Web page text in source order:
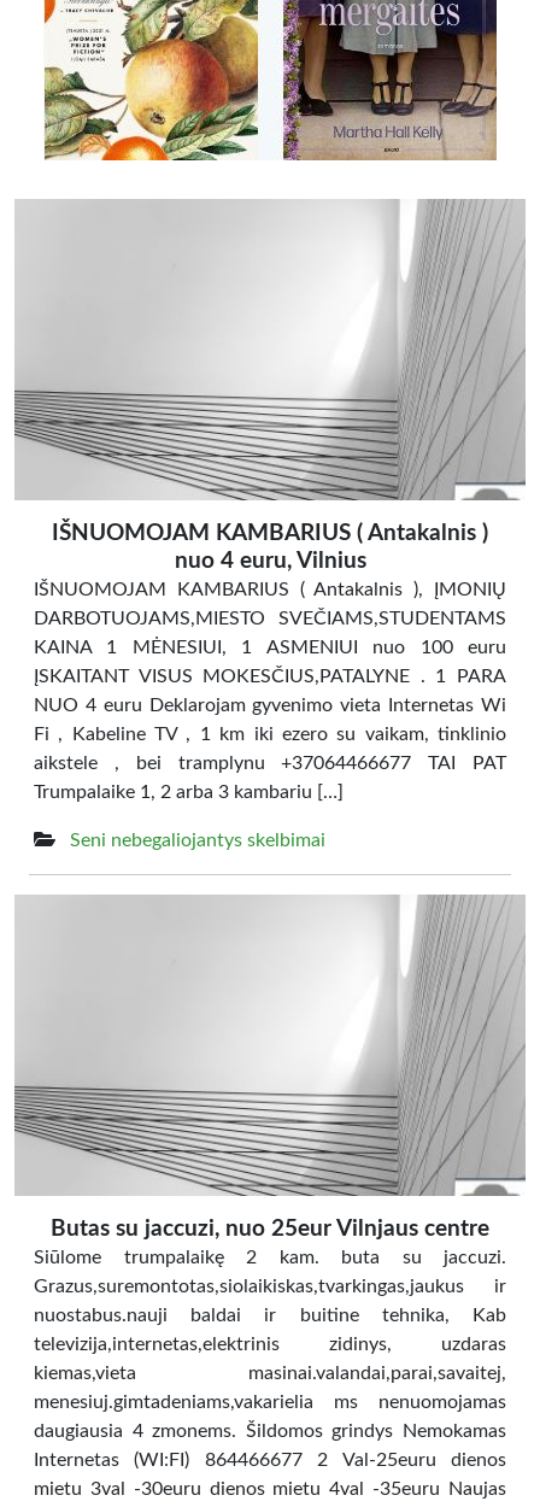
IŠNUOMOJAM KAMBARIUS ( Antakalnis )
nuo 4 euru, Vilnius
IŠNUOMOJAM KAMBARIUS ( Antakalnis ), ĮMONIŲ
DARBOTUOJAMS,MIESTO SVEČIAMS,STUDENTAMS
KAINA 1 MĖNESIUI, 1 ASMENIUI nuo 100 euru
ĮSKAITANT VISUS MOKESČIUS,PATALYNE . 1 PARA
NUO 4 euru Deklarojam gyvenimo vieta Internetas Wi
Fi , Kabeline TV , 1 km iki ezero su vaikam, tinklinio
aikstele , bei tramplynu +37064466677 TAI PAT
Trumpalaike 1, 2 arba 3 kambariu […]
Seni nebegaliojantys skelbimai
Butas su jaccuzi, nuo 25eur Vilnjaus centre
Siūlome trumpalaikę 2 kam. buta su jaccuzi.
Grazus,suremontotas,siolaikiskas,tvarkingas,jaukus ir
nuostabus.nauji baldai ir buitine tehnika, Kab
televizija,internetas,elektrinis zidinys, uzdaras
kiemas,vieta masinai.valandai,parai,savaitej,
menesiuj.gimtadeniams,vakarielia ms nenuomojamas
daugiausia 4 zmonems. Šildomos grindys Nemokamas
Internetas (WI:FI) 864466677 2 Val-25euru dienos
mietu 3val -30euru dienos mietu 4val -35euru Naujas